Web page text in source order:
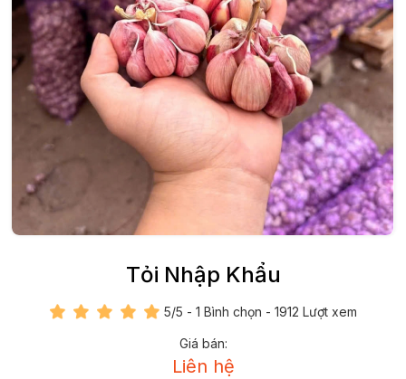
Tỏi Nhập Khẩu
5/5 - 1 Bình chọn - 1912 Lượt xem
Giá bán:
Liên hệ